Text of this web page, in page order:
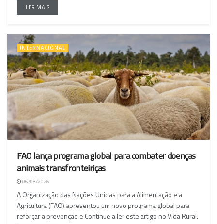
LER MAIS
INTERNACIONAL
FAO lança programa global para combater doenças
animais transfronteiriças
06/08/2026
A Organização das Nações Unidas para a Alimentação e a
Agricultura (FAO) apresentou um novo programa global para
reforçar a prevenção e Continue a ler este artigo no Vida Rural.